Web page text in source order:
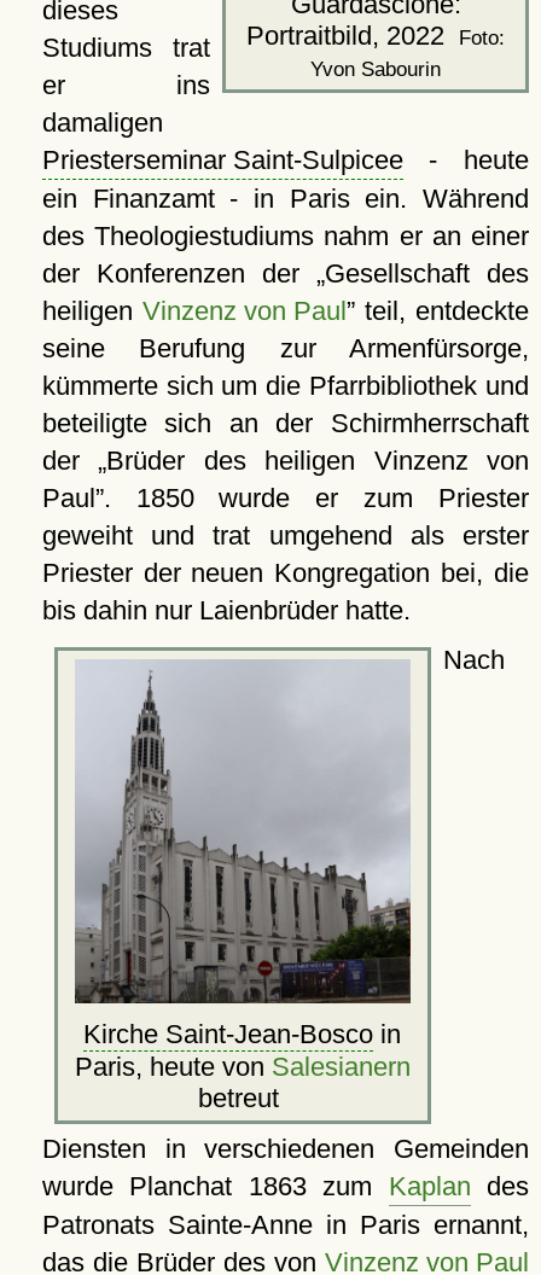
Portraitbild, 2022
Foto:
Yvon Sabourin
dieses
Studiums trat
er ins
damaligen
Priesterseminar Saint-Sulpicee- heute
ein Finanzamt - in Paris ein. Während
des Theologiestudiums nahm er an einer
der Konferenzen der
Gesellschaft des
heiligen Vinzenz von Paul teil, entdeckte
seine Berufung zur Armenfürsorge,
kümmerte sich um die Pfarrbibliothek und
beteiligte sich an der Schirmherrschaft
der Brüder des heiligen Vinzenz von
Paul . 1850 wurde er zum Priester
geweiht und trat umgehend als erster
Priester der neuen Kongregation bei, die
bis dahin nur Laienbrüder hatte.
Kirche Saint-Jean-Bosco in
Paris, heute von Salesianern
betreut
Nach
Diensten in verschiedenen Gemeinden
wurde Planchat 1863 zum Kaplan des
Patronats Sainte-Anne in Paris ernannt,
das die Brüder des von Vinzenz von Paul